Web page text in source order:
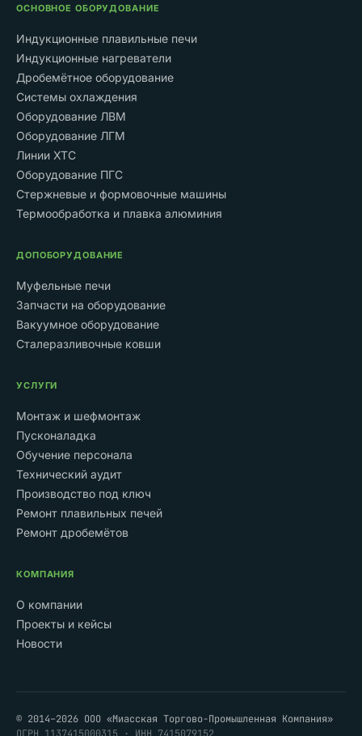
ОСНОВНОЕ ОБОРУДОВАНИЕ
Индукционные плавильные печи
Индукционные нагреватели
Дробемётное оборудование
Системы охлаждения
Оборудование ЛВМ
Оборудование ЛГМ
Линии ХТС
Оборудование ПГС
Стержневые и формовочные машины
Термообработка и плавка алюминия
ДОПОБОРУДОВАНИЕ
Муфельные печи
Запчасти на оборудование
Вакуумное оборудование
Сталеразливочные ковши
УСЛУГИ
Монтаж и шефмонтаж
Пусконаладка
Обучение персонала
Технический аудит
Производство под ключ
Ремонт плавильных печей
Ремонт дробемётов
КОМПАНИЯ
О компании
Проекты и кейсы
Новости
© 2014–2026 ООО «Миасская Торгово-Промышленная Компания»
ОГРН 1137415000315 · ИНН 7415079152